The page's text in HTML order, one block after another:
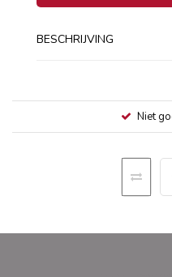
BESCHRIJVING
Niet